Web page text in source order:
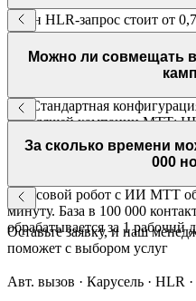
Один HLR-запрос стоит от
неактивных номеров,
звонки — при большом
Можно ли совмещать
Да. Стандартная
исходящей кампании МТТ:
вызов → карусель номеров →
инструменты работают
За сколько времени
000
Голосовой робот с ИИ МТТ
минуту. База в 100 000
обрабатывается за 1 рабочий
Оставьте заявку, и наш
поможет с выбором услуг
Авт. вызов · Карусель · HLR